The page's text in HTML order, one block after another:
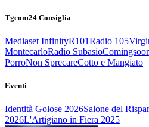
Tgcom24 Consiglia
Mediaset InfinityR101Radio 105
MontecarloRadio Subasio
PorroNon SprecareCotto e Mangiato
Eventi
Identità Golose 2026Salone del
2026L'Artigiano in Fiera 2025